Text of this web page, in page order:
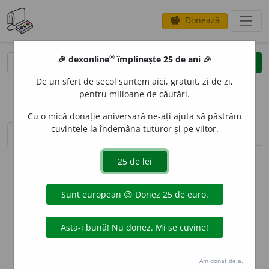
savings Donează
clear
opțiuni
sinteza definițiilor (1) definiții (16) declinări
info
Aceste definiții sunt compilate de
echipa dexonline. Definițiile
originale se află pe filadefiniții.
preferințe
🎉 dexonline® împlinește 25 de ani 🎉
De un sfert de secol suntem aici, gratuit, zi de zi,
pentru milioane de căutări.
Cu o mică donație aniversară ne-ați ajuta să păstrăm
cuvintele la îndemâna tuturor și pe viitor.
Am donat deja.